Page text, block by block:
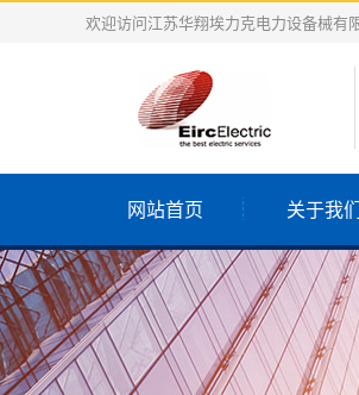
欢迎访问江苏华翔埃力克电力设备械有
网站首页 关于我